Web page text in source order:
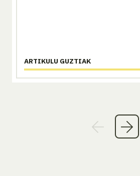
ARTIKULU GUZTIAK